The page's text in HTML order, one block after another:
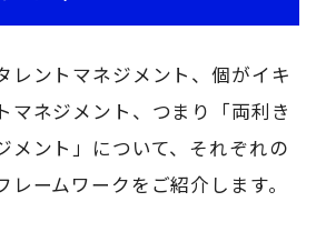
レントマネジメント、個がイキ
マネジメント、つまり「両利き
メント」について、それぞれの
ームワークをご紹介します。